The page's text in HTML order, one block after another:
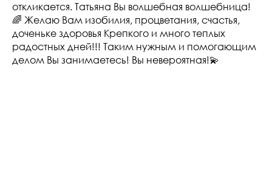
откликается. Татьяна Вы волшебная волшебница!
🌈 Желаю Вам изобилия, процветания, счастья,
доченьке здоровья Крепкого и много теплых
радостных дней!!! Таким нужным и помогающим
делом Вы занимаетесь! Вы невероятная!💫